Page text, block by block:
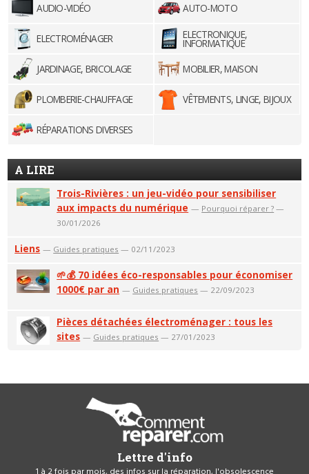
AUDIO-VIDÉO AUTO-MOTO
ELECTROMÉNAGER ELECTRONIQUE,
INFORMATIQUE
JARDINAGE, BRICOLAGE
MOBILIER, MAISON
PLOMBERIE-CHAUFFAGE VÊTEMENTS, LINGE, BIJOUX
RÉPARATIONS DIVERSES
A LIRE
Trois-Rivières : un jeu-vidéo pour sensibiliser
aux impacts du numérique — Pourquoi réparer ? —
30/01/2026
Liens — Guides pratiques — 02/11/2023
🌱💰 70 idées éco-responsables pour économiser
1000€ par an — Guides pratiques — 22/09/2023
Pièces détachées électroménager : tous les
sites — Guides pratiques — 27/01/2023
Lettre d'info